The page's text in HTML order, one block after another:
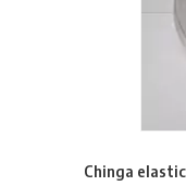
Chinga